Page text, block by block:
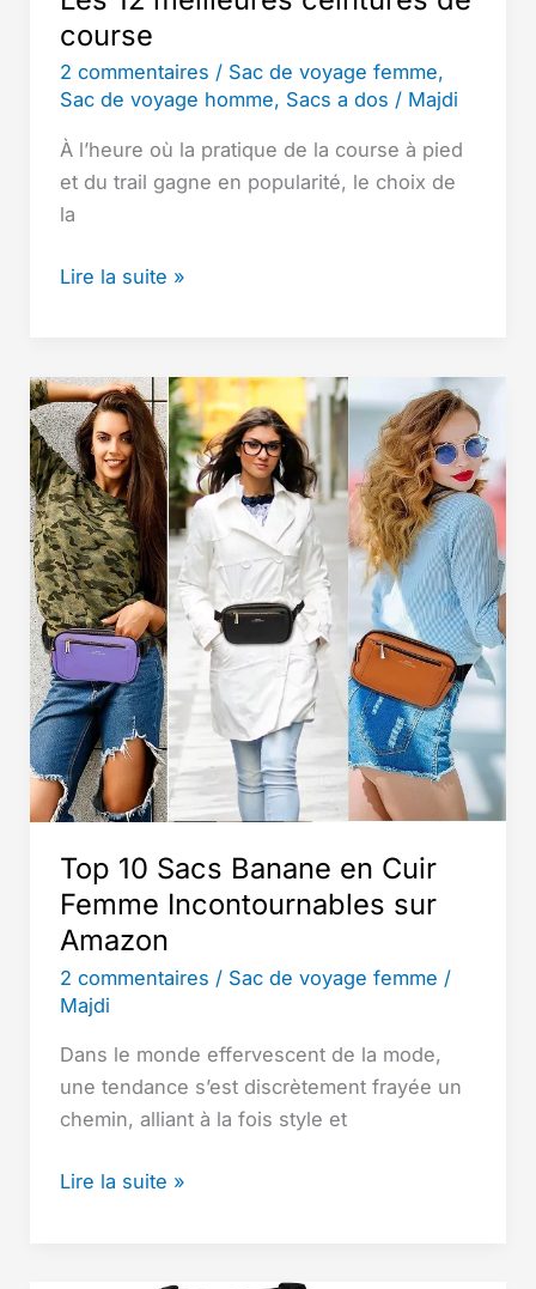
course
2 commentaires / Sac de voyage femme,
Sac de voyage homme, Sacs a dos / Majdi
À l’heure où la pratique de la course à pied
et du trail gagne en popularité, le choix de
la
Les
ceintures
de
course
Lire la suite »
Top 10 Sacs Banane en Cuir
Femme Incontournables sur
Amazon
2 commentaires / Sac de voyage femme /
Majdi
Dans le monde effervescent de la mode,
une tendance s’est discrètement frayée un
chemin, alliant à la fois style et
Top
Lire la suite »